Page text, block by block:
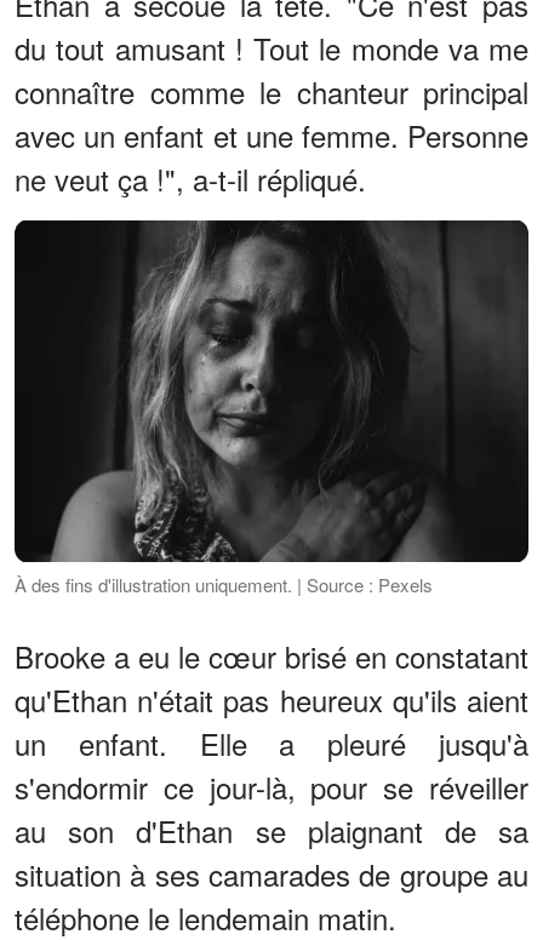
du tout amusant ! Tout le monde va me
connaître comme le chanteur principal
avec un enfant et une femme. Personne
ne veut ça !", a-t-il répliqué.
À des fins d'illustration uniquement. | Source : Pexels
Brooke a eu le cœur brisé en constatant
qu'Ethan n'était pas heureux qu'ils aient
un enfant. Elle a pleuré jusqu'à
s'endormir ce jour-là, pour se réveiller
au son d'Ethan se plaignant de sa
situation à ses camarades de groupe au
téléphone le lendemain matin.